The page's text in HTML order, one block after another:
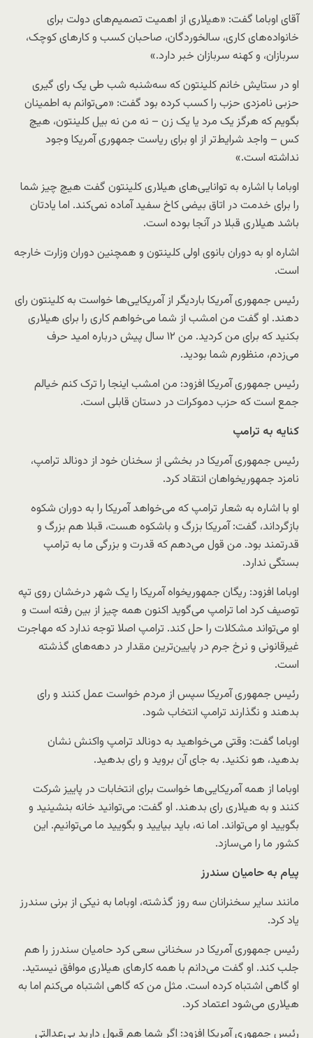
آقای اوباما گفت:‌ «هیلاری از اهمیت تصمیم‌های دولت برای
خانواده‌های کاری، سالخوردگان، صاحبان کسب و کارهای کوچک،
سربازان، و کهنه سربازان خبر دارد.»
او در ستایش خانم کلینتون که سه‌شنبه شب طی یک رای گیری
حزبی نامزدی حزب را کسب کرده بود گفت: «می‌توانم به اطمینان
بگویم که هرگز یک مرد یا یک زن – نه من نه بیل کلینتون، هیچ
کس – واجد شرایط‌تر از او برای ریاست جمهوری آمریکا وجود
نداشته است.»
اوباما با اشاره به توانایی‌های هیلاری کلینتون گفت هیچ چیز شما
را برای خدمت در اتاق بیضی کاخ سفید آماده نمی‌کند. اما یادتان
باشد هیلاری قبلا در آنجا بوده است.
اشاره او به دوران بانوی اولی کلینتون و همچنین دوران وزارت خارجه
است.
رئیس جمهوری آمریکا باردیگر از آمریکایی‌ها خواست به کلینتون رای
دهند. او گفت من امشب از شما می‌خواهم کاری را برای هیلاری
بکنید که برای من کردید. من ۱۲ سال پیش درباره امید حرف
می‌زدم،‌ منظورم شما بودید.
رئیس جمهوری آمریکا افزود: من امشب اینجا را ترک کنم خیالم
جمع است که حزب دموکرات در دستان قابلی است.
کنایه به ترامپ
رئیس جمهوری آمریکا در بخشی از سخنان خود از دونالد ترامپ،
نامزد جمهوریخواهان انتقاد کرد.
او با اشاره به شعار ترامپ که می‌خواهد آمریکا را به دوران شکوه
بازگرداند، گفت: آمریکا بزرگ و باشکوه هست، قبلا هم بزرگ و
قدرتمند بود. من قول می‌دهم که قدرت و بزرگی ما به ترامپ
بستگی ندارد.
اوباما افزود: ریگان جمهوریخواه آمریکا را یک شهر درخشان روی تپه
توصیف کرد اما ترامپ می‌گوید اکنون همه چیز از بین رفته است و
او می‌تواند مشکلات را حل کند. ترامپ اصلا توجه ندارد که مهاجرت
غیرقانونی و نرخ جرم در پایین‌ترین مقدار در دهه‌های گذشته
است.
رئیس جمهوری آمریکا سپس از مردم خواست عمل کنند و رای
بدهند و نگذارند ترامپ انتخاب شود.
اوباما گفت: وقتی می‌خواهید به دونالد ترامپ واکنش نشان
بدهید، هو نکنید. به جای آن بروید و رای بدهید.
اوباما از همه آمریکایی‌ها خواست برای انتخابات در پاییز شرکت
کنند و به هیلاری رای بدهند. او گفت: می‌توانید خانه بنشینید و
بگویید او می‌تواند. اما نه، باید بیایید و بگویید ما می‌توانیم. این
کشور ما را می‌سازد.
پیام به حامیان سندرز
مانند سایر سخنرانان سه روز گذشته، اوباما به نیکی از برنی سندرز
یاد کرد.
رئیس جمهوری آمریکا در سخنانی سعی کرد حامیان سندرز را هم
جلب کند. او گفت می‌دانم با همه کارهای هیلاری موافق نیستید.
او گاهی اشتباه کرده است. مثل من که گاهی اشتباه می‌کنم اما به
هیلاری می‌شود اعتماد کرد.
رئیس جمهوری آمریکا افزود: اگر شما هم قبول دارید بی‌عدالتی